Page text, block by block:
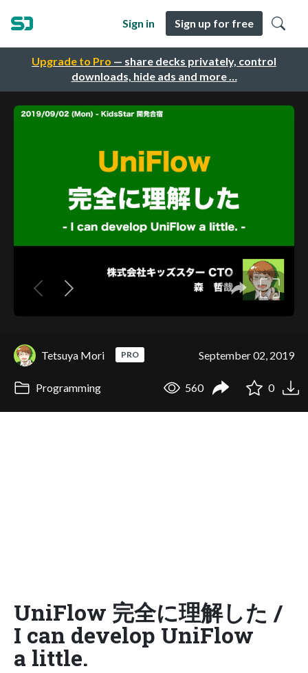
Upgrade to Pro — share decks privately, control
downloads, hide ads and more …
Sign in Sign up for free
Tetsuya Mori PRO September 02, 2019
Programming 560 0
UniFlow 完全に理解した /
I can develop UniFlow
a little.